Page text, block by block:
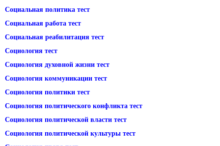
Социальная политика тест
Социальная работа тест
Социальная реабилитация тест
Социология тест
Социология духовной жизни тест
Социология коммуникации тест
Социология политики тест
Социология политического конфликта тест
Социология политической власти тест
Социология политической культуры тест